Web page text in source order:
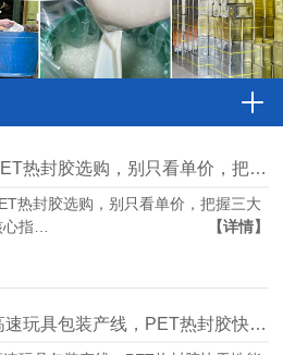
PET热封胶选购，别只看单价，把握三大核心指标
热封胶选购，别只看单价，把握三大
心指…
【详情】
高速玩具包装产线，PET热封胶快干性能为什么如此重要